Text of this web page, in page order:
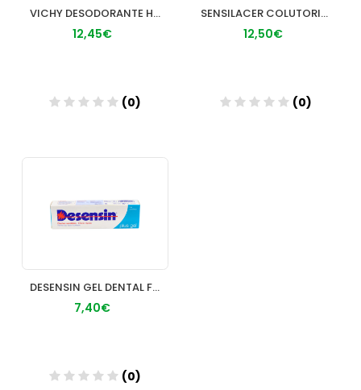
VICHY DESODORANTE HOMME BOLA
12,45€
(0)
SENSILACER COLUTORIO 500 ML
12,50€
(0)
DESENSIN GEL DENTAL FLUOR 75 ML
7,40€
(0)